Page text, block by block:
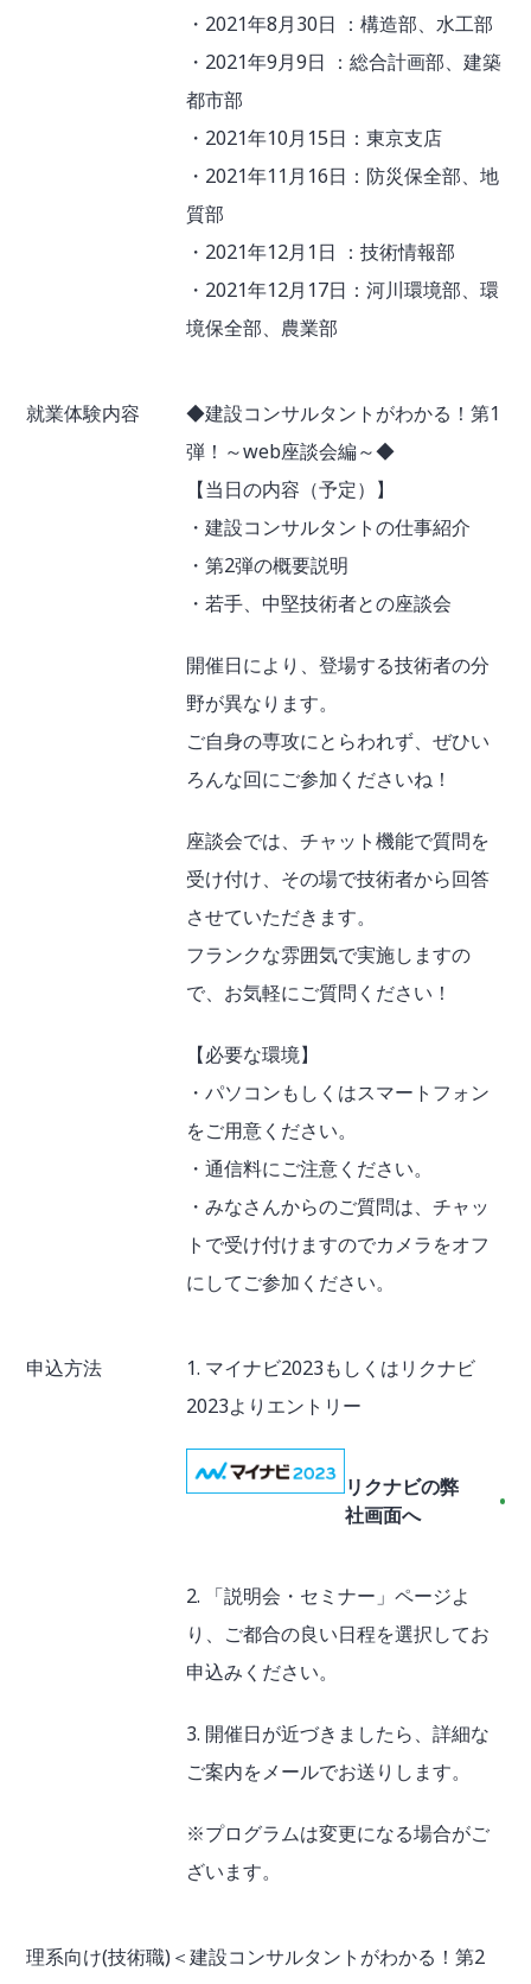
・2021年8月30日 ：構造部、水工部
・2021年9月9日 ：総合計画部、建築
都市部
・2021年10月15日：東京支店
・2021年11月16日：防災保全部、地
質部
・2021年12月1日 ：技術情報部
・2021年12月17日：河川環境部、環
境保全部、農業部
就業体験内容
◆建設コンサルタントがわかる！第1
弾！～web座談会編～◆
【当日の内容（予定）】
・建設コンサルタントの仕事紹介
・第2弾の概要説明
・若手、中堅技術者との座談会
開催日により、登場する技術者の分
野が異なります。
ご自身の専攻にとらわれず、ぜひい
ろんな回にご参加くださいね！
座談会では、チャット機能で質問を
受け付け、その場で技術者から回答
させていただきます。
フランクな雰囲気で実施しますの
で、お気軽にご質問ください！
【必要な環境】
・パソコンもしくはスマートフォン
をご用意ください。
・通信料にご注意ください。
・みなさんからのご質問は、チャッ
トで受け付けますのでカメラをオフ
にしてご参加ください。
申込方法
1. マイナビ2023もしくはリクナビ
2023よりエントリー
リクナビの弊
社画面へ
2. 「説明会・セミナー」ページよ
り、ご都合の良い日程を選択してお
申込みください。
3. 開催日が近づきましたら、詳細な
ご案内をメールでお送りします。
※プログラムは変更になる場合がご
ざいます。
理系向け(技術職)＜建設コンサルタントがわかる！第2